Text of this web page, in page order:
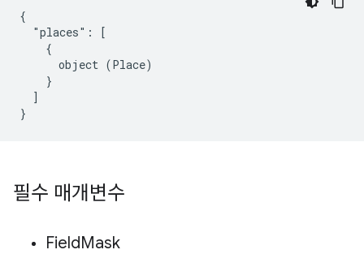
{
  "places": [
    {
      object (Place)
    }
  ]
}
필수 매개변수
FieldMask